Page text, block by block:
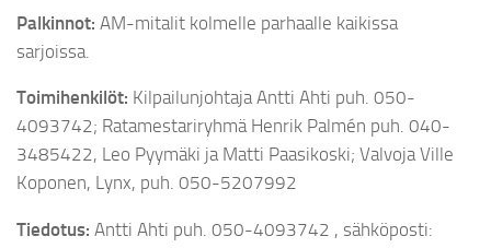
Palkinnot: AM-mitalit kolmelle parhaalle kaikissa
sarjoissa.
Toimihenkilöt: Kilpailunjohtaja Antti Ahti puh. 050-
4093742; Ratamestariryhmä Henrik Palmén puh. 040-
3485422, Leo Pyymäki ja Matti Paasikoski; Valvoja Ville
Koponen, Lynx, puh. 050-5207992
Tiedotus: Antti Ahti puh. 050-4093742 , sähköposti: